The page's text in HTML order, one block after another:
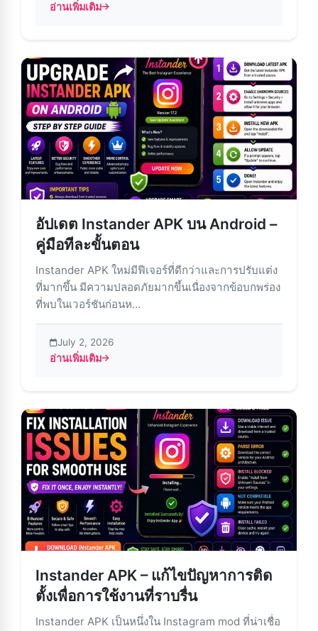
อ่านเพิ่มเติม
about Instander APK สำหรับ Android – ประสบการณ์
อัปเดต Instander APK บน Android –
คู่มือทีละขั้นตอน
Instander APK ใหม่มีฟีเจอร์ที่ดีกว่าและการปรับแต่ง
ที่มากขึ้น มีความปลอดภัยมากขึ้นเนื่องจากข้อบกพร่อง
ที่พบในเวอร์ชันก่อนห...
July 2, 2026
อ่านเพิ่มเติม
about อัปเดต Instander APK บน Android – คู่มือทีละขั้นต
Instander APK – แก้ไขปัญหาการติด
ตั้งเพื่อการใช้งานที่ราบรื่น
Instander APK เป็นหนึ่งใน Instagram mod ที่น่าเชื่อ